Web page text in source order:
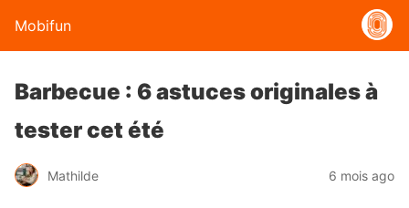
Mobifun
Barbecue : 6 astuces originales à
tester cet été
Mathilde 6 mois ago